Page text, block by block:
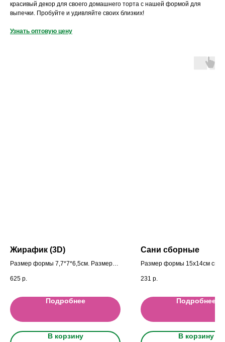
красивый декор для своего домашнего торта с нашей формой для
выпечки. Пробуйте и удивляйте своих близких!
Узнать оптовую цену
Жирафик (3D)
Размер формы 7,7*7*6,5см. Размеры
см.; глубина 5см
625 р.
Подробнее
В корзину
Сани сборные
Размер формы 15х14см cм.
231 р.
Подробнее
В корзину